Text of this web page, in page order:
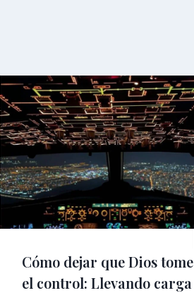
Cómo dejar que Dios tome
el control: Llevando carga